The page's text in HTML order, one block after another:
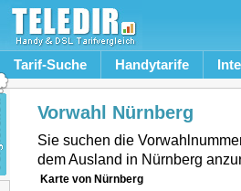
Tarif-Suche Handytarife
Vorwahl Nürnberg
Sie suchen die
dem Ausland in Nürnberg
Karte von Nürnberg